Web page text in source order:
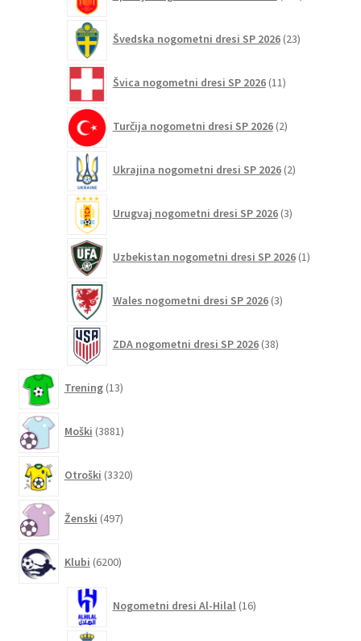
Švedska nogometni dresi SP 2026 23izdelkov
Švica nogometni dresi SP 2026 11izdelkov
Turčija nogometni dresi SP 2026 2izdelka
Ukrajina nogometni dresi SP 2026 2izdelka
Urugvaj nogometni dresi SP 2026 3izdelki
Uzbekistan nogometni dresi SP 2026 1izdelek
Wales nogometni dresi SP 2026 3izdelki
ZDA nogometni dresi SP 2026 38izdelkov
Trening 13izdelkov
Moški 3881izdelkov
Otroški 3320izdelkov
Ženski 497izdelkov
Klubi 6200izdelkov
Nogometni dresi Al-Hilal 16izdelkov